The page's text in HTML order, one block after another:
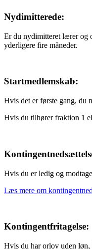
Nydimitterede:
Er du nydimitteret lærer og
yderligere fire måneder.
Startmedlemskab:
Hvis det er første gang, du
Hvis du tilhører fraktion 1
Hvis du er ledig og
Læs mere om
Kontingentfritagelse:
Hvis du har orlov uden løn,